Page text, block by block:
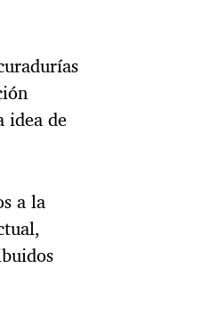
idea de
a la